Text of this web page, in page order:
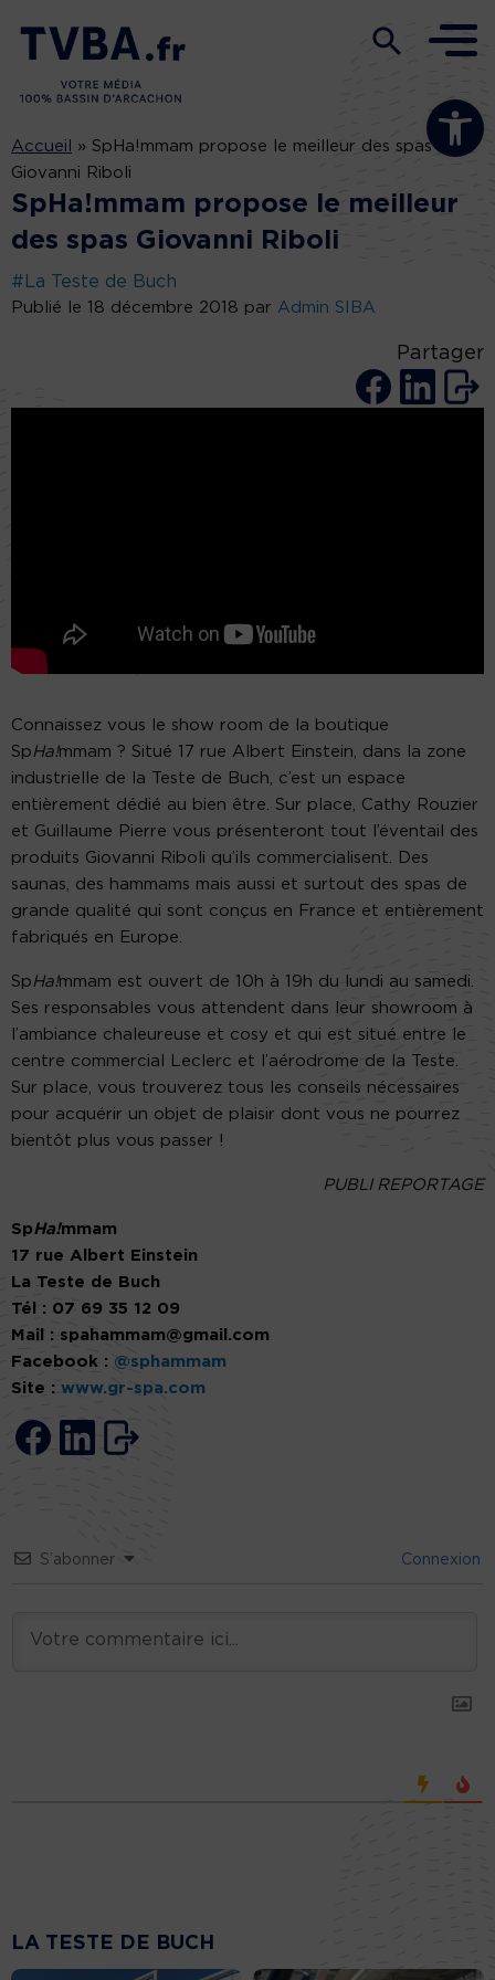
Ouvrir la
Accueil » SpHa!mmam propose le meilleur des spas
Giovanni Riboli
SpHa!mmam propose le meilleur
des spas Giovanni Riboli
#La Teste de Buch
Publié le 18 décembre 2018 par Admin SIBA
Partager
Connaissez vous le show room de la boutique
Sp Ha!mmam ? Situé 17 rue Albert Einstein, dans la zone
industrielle de la Teste de Buch, c’est un espace
entièrement dédié au bien être. Sur place, Cathy Rouzier
et Guillaume Pierre vous présenteront tout l’éventail des
produits Giovanni Riboli qu’ils commercialisent. Des
saunas, des hammams mais aussi et surtout des spas de
grande qualité qui sont conçus en France et entièrement
fabriqués en Europe.
Sp Ha!mmam est ouvert de 10h à 19h du lundi au samedi.
Ses responsables vous attendent dans leur showroom à
l’ambiance chaleureuse et cosy et qui est situé entre le
centre commercial Leclerc et l’aérodrome de la Teste.
Sur place, vous trouverez tous les conseils nécessaires
pour acquérir un objet de plaisir dont vous ne pourrez
bientôt plus vous passer !
PUBLI REPORTAGE
SpHa!mmam
17 rue Albert Einstein
La Teste de Buch
Tél : 07 69 35 12 09
Mail : spahammam@gmail.com
Facebook : @sphammam
Site : www.gr-spa.com
S’abonner Connexion
LA TESTE DE BUCH